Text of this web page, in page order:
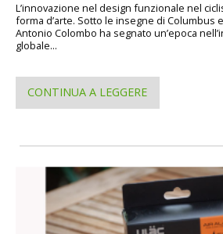
L’innovazione nel design funzionale nel
forma d’arte. Sotto le insegne di Columbus
Antonio Colombo ha segnato un’epoca
globale...
CONTINUA A LEGGERE